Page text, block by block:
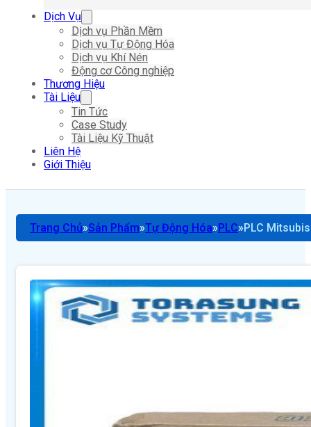
Dịch Vụ
Dịch vụ Phần Mềm
Dịch vụ Tự Động Hóa
Dịch vụ Khí Nén
Động cơ Công nghiệp
Thương Hiệu
Tài Liệu
Tin Tức
Case Study
Tài Liệu Kỹ Thuật
Liên Hệ
Giới Thiệu
Trang Chủ Sản Phẩm Tự Động Hóa PLC PLC